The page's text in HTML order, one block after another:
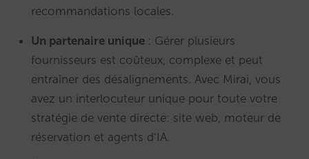
recommandations locales.
Un partenaire unique : Gérer plusieurs
fournisseurs est coûteux, complexe et peut
entraîner des désalignements. Avec Mirai, vous
avez un interlocuteur unique pour toute votre
stratégie de vente directe: site web, moteur de
réservation et agents d’IA.